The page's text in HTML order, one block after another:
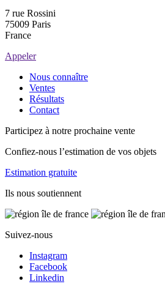
7 rue Rossini
75009 Paris
France
Appeler
Nous connaître
Ventes
Résultats
Contact
Participez à notre prochaine vente
Confiez-nous l’estimation de vos objets
Estimation gratuite
Ils nous soutiennent
Suivez-nous
Instagram
Facebook
Linkedin